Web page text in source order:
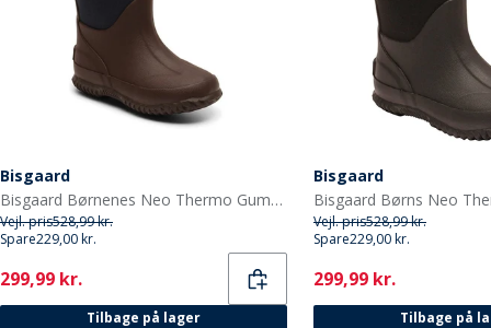
Bisgaard
Bisgaard Børnenes Neo Thermo Gummistøvler Blå
Vejl. pris528,99 kr.
Spare229,00 kr.
Current
299,99 kr.
Tilbage på lager
Bisgaard
Vejl. pris528,99 kr.
Spare229,00 kr.
Current
299,99 kr.
Tilbage på